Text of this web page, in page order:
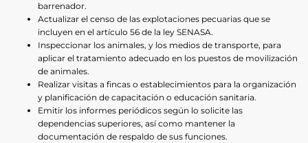
barrenador.
Actualizar el censo de las explotaciones pecuarias que se
incluyen en el artículo 56 de la ley SENASA.
Inspeccionar los animales, y los medios de transporte, para
aplicar el tratamiento adecuado en los puestos de movilización
de animales.
Realizar visitas a fincas o establecimientos para la organización
y planificación de capacitación o educación sanitaria.
Emitir los informes periódicos según lo solicite las
dependencias superiores, así como mantener la
documentación de respaldo de sus funciones.